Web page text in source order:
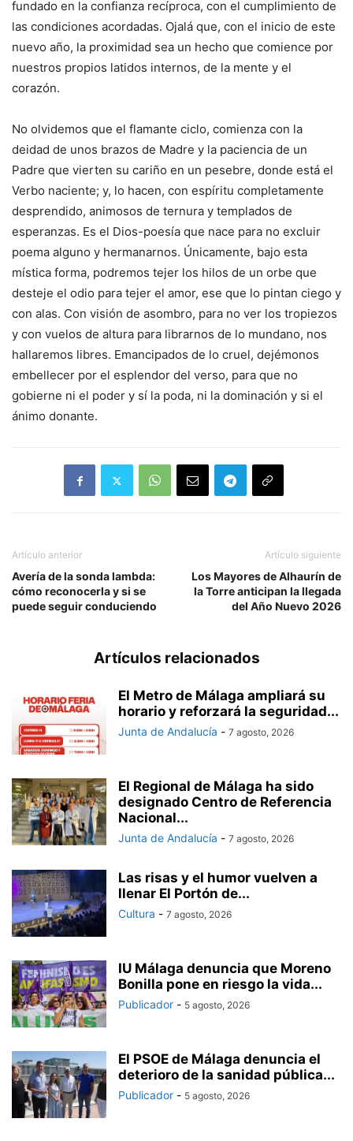
fundado en la confianza recíproca, con el cumplimiento de
las condiciones acordadas. Ojalá que, con el inicio de este
nuevo año, la proximidad sea un hecho que comience por
nuestros propios latidos internos, de la mente y el
corazón.
No olvidemos que el flamante ciclo, comienza con la
deidad de unos brazos de Madre y la paciencia de un
Padre que vierten su cariño en un pesebre, donde está el
Verbo naciente; y, lo hacen, con espíritu completamente
desprendido, animosos de ternura y templados de
esperanzas. Es el Dios-poesía que nace para no excluir
poema alguno y hermanarnos. Únicamente, bajo esta
mística forma, podremos tejer los hilos de un orbe que
desteje el odio para tejer el amor, ese que lo pintan ciego y
con alas. Con visión de asombro, para no ver los tropiezos
y con vuelos de altura para librarnos de lo mundano, nos
hallaremos libres. Emancipados de lo cruel, dejémonos
embellecer por el esplendor del verso, para que no
gobierne ni el poder y sí la poda, ni la dominación y si el
ánimo donante.
Artículo anterior
Avería de la sonda lambda:
cómo reconocerla y si se
puede seguir conduciendo
Artículo siguiente
Los Mayores de Alhaurín de
la Torre anticipan la llegada
del Año Nuevo 2026
Artículos relacionados
El Metro de Málaga ampliará su
horario y reforzará la seguridad...
Junta de Andalucía - 7 agosto, 2026
El Regional de Málaga ha sido
designado Centro de Referencia
Nacional...
Junta de Andalucía - 7 agosto, 2026
Las risas y el humor vuelven a
llenar El Portón de...
Cultura - 7 agosto, 2026
IU Málaga denuncia que Moreno
Bonilla pone en riesgo la vida...
Publicador - 5 agosto, 2026
El PSOE de Málaga denuncia el
deterioro de la sanidad pública...
Publicador - 5 agosto, 2026